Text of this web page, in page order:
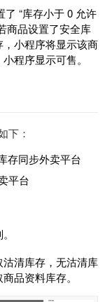
了 “库存小于 0 允许
商品设置了安全库
小程序将显示该商
程序显示可售。
下：
存同步外卖平台
平台
清库存，无沽清库
品资料库存。